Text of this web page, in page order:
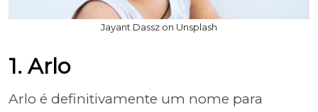
Jayant Dassz on Unsplash
1. Arlo
Arlo é definitivamente um nome para